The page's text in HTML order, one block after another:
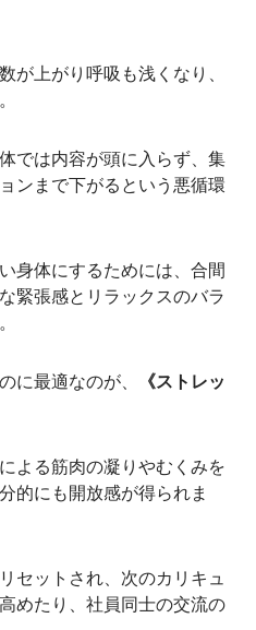
が上がり呼吸も浅くなり、
では内容が頭に入らず、集
ンまで下がるという悪循環
身体にするためには、合間
緊張感とリラックスのバラ
に最適なのが、
《ストレッ
よる筋肉の凝りやむくみを
的にも開放感が得られま
セットされ、次のカリキュ
めたり、社員同士の交流の